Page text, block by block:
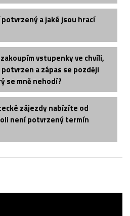
a jaké jsou hrací
vstupenky ve chvíli,
a zápas se později
se mně nehodí?
zájezdy nabízíte od
není potvrzený termín